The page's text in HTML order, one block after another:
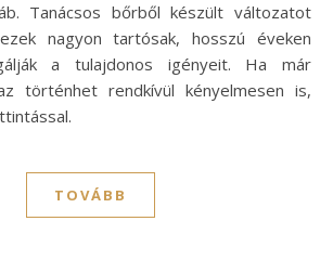
Tanácsos bőrből készült változatot
nagyon tartósak, hosszú éveken
a tulajdonos igényeit. Ha már
történhet rendkívül kényelmesen is,
TOVÁBB